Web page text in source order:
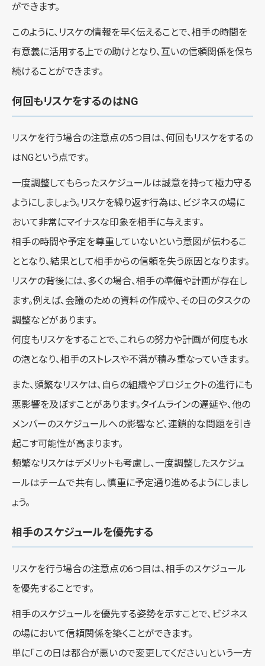
ができます。
このように、リスケの情報を早く伝えることで、相手の時間を
有意義に活用する上での助けとなり、互いの信頼関係を保ち
続けることができます。
何回もリスケをするのはNG
リスケを行う場合の注意点の5つ目は、何回もリスケをするの
はNGという点です。
一度調整してもらったスケジュールは誠意を持って極力守る
ようにしましょう。リスケを繰り返す行為は、ビジネスの場に
おいて非常にマイナスな印象を相手に与えます。
相手の時間や予定を尊重していないという意図が伝わるこ
ととなり、結果として相手からの信頼を失う原因となります。
リスケの背後には、多くの場合、相手の準備や計画が存在し
ます。例えば、会議のための資料の作成や、その日のタスクの
調整などがあります。
何度もリスケをすることで、これらの努力や計画が何度も水
の泡となり、相手のストレスや不満が積み重なっていきます。
また、頻繁なリスケは、自らの組織やプロジェクトの進行にも
悪影響を及ぼすことがあります。タイムラインの遅延や、他の
メンバーのスケジュールへの影響など、連鎖的な問題を引き
起こす可能性が高まります。
頻繁なリスケはデメリットも考慮し、一度調整したスケジュ
ールはチームで共有し、慎重に予定通り進めるようにしまし
ょう。
相手のスケジュールを優先する
リスケを行う場合の注意点の6つ目は、相手のスケジュール
を優先することです。
相手のスケジュールを優先する姿勢を示すことで、ビジネス
の場において信頼関係を築くことができます。
単に「この日は都合が悪いので変更してください」という一方